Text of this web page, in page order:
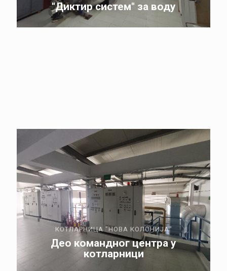
"Диктир систем" за воду
КОТЛАРНИЦА "НОВА КОЛОНИЈА"
Део командног центра у
котларници